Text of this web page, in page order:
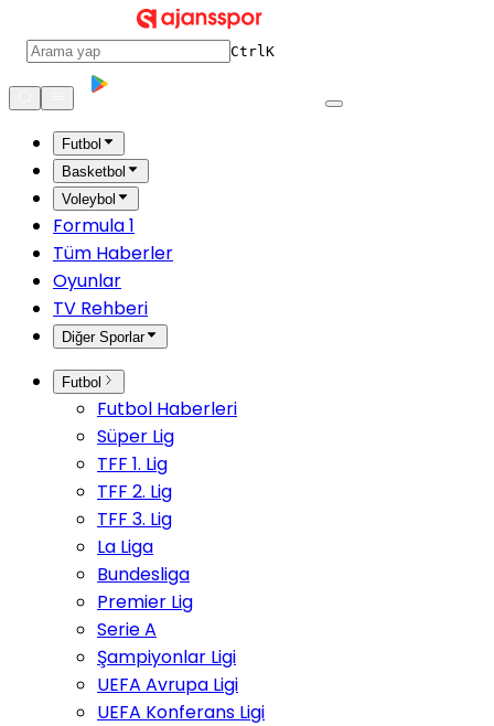
CtrlK
Futbol
Basketbol
Voleybol
Formula 1
Tüm Haberler
Oyunlar
TV Rehberi
Diğer Sporlar
Futbol
Futbol Haberleri
Süper Lig
TFF 1. Lig
TFF 2. Lig
TFF 3. Lig
La Liga
Bundesliga
Premier Lig
Serie A
Şampiyonlar Ligi
UEFA Avrupa Ligi
UEFA Konferans Ligi